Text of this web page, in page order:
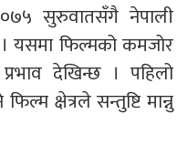
सुरुवातसँगै नेपाली
यसमा फिल्मको कमजोर
देखिन्छ । पहिलो
क्षेत्रले सन्तुष्टि मान्नु